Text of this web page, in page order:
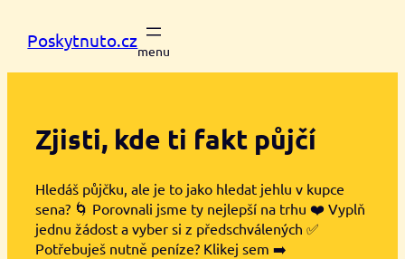
Poskytnuto.cz
Zjisti, kde ti fakt půjčí
Hledáš půjčku, ale je to jako hledat jehlu v kupce
sena? 🌀 Porovnali jsme ty nejlepší na trhu ❤️ Vyplň
jednu žádost a vyber si z předschválených ✅
Potřebuješ nutně peníze? Klikej sem ➡️